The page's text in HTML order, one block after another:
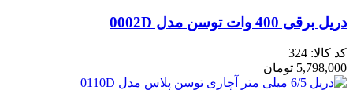
دریل برقی 400 وات توسن مدل 0002D
کد کالا: 324
5,798,000 تومان